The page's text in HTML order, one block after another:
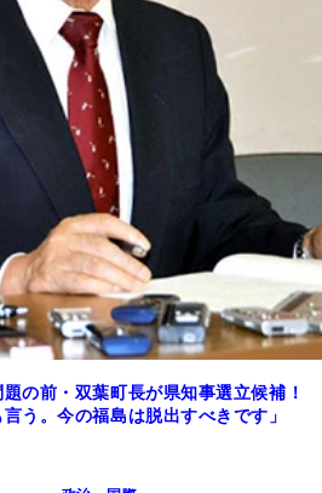
題の前・双葉町長が県知事選立候補！
う。今の福島は脱出すべきです」